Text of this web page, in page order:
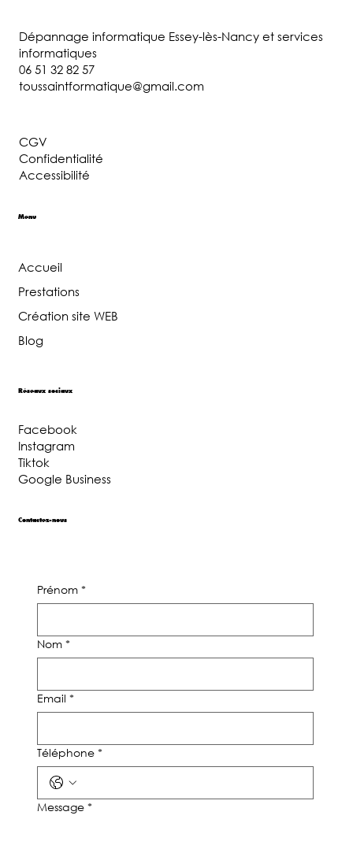
Dépannage informatique Essey-lès-Nancy et services
informatiques
06 51 32 82 57
toussaintformatique@gmail.com
CGV
Confidentialité
Accessibilité
Accueil
Prestations
Création site WEB
Blog
Menu
Réseaux sociaux
Facebook
Instagram
Tiktok
Google Business
Prénom *
Nom *
Email *
Téléphone *
Message *
Contactez-nous